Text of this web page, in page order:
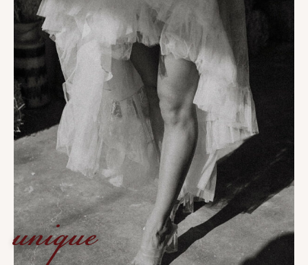
unique